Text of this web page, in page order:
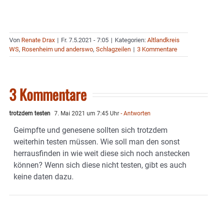
Von Renate Drax | Fr. 7.5.2021 - 7:05 | Kategorien: Altlandkreis
WS, Rosenheim und anderswo, Schlagzeilen | 3 Kommentare
3 Kommentare
trotzdem testen 7. Mai 2021 um 7:45 Uhr - Antworten
Geimpfte und genesene sollten sich trotzdem
weiterhin testen müssen. Wie soll man den sonst
herrausfinden in wie weit diese sich noch anstecken
können? Wenn sich diese nicht testen, gibt es auch
keine daten dazu.